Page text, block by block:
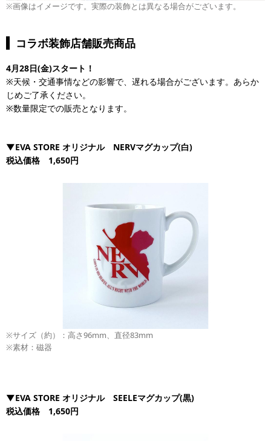
※画像はイメージです。実際の装飾とは異なる場合がございます。
コラボ装飾店舗販売商品
4月28日(金)スタート！
※天候・交通事情などの影響で、遅れる場合がございます。あらか
じめご了承ください。
※数量限定での販売となります。
▼EVA STORE オリジナル NERVマグカップ(白)
税込価格 1,650円
※サイズ（約）：高さ96mm、直径83mm
※素材：磁器
▼EVA STORE オリジナル SEELEマグカップ(黒)
税込価格 1,650円